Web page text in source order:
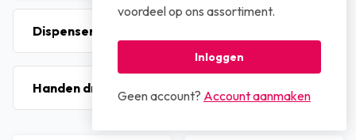
voordeel op ons assortiment.
Inloggen
Geen account? Account aanmaken